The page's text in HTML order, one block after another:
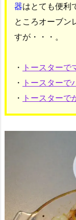
器はとても便利
ところオーブン
すが・・・。
・ トースターで
・ トースターで
・ トースターで